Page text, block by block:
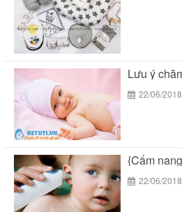
22/06/2018
22/06/2018